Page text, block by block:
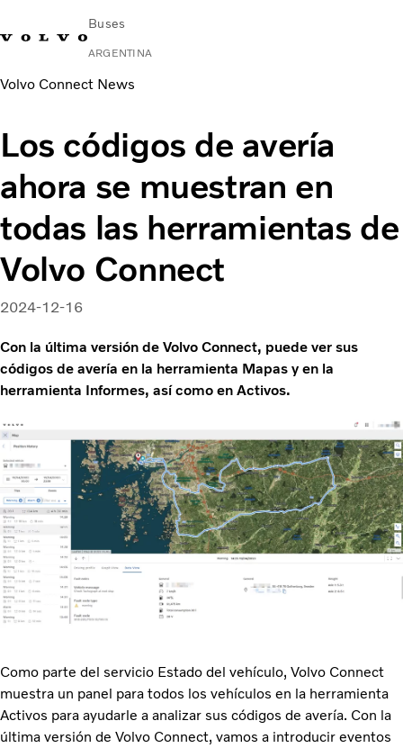
Buses
ARGENTINA
Change MarketContacto Buscar concesionario
Urbano e Interurbano
Buses Media & Larga Distancia
Servicios
¿Por qué elegir Volvo?
Contacto
Volvo Connect News
Los códigos de avería
ahora se muestran en
todas las herramientas de
Volvo Connect
2024-12-16
Con la última versión de Volvo Connect, puede ver sus
códigos de avería en la herramienta Mapas y en la
herramienta Informes, así como en Activos.
Como parte del servicio Estado del vehículo, Volvo Connect
muestra un panel para todos los vehículos en la herramienta
Activos para ayudarle a analizar sus códigos de avería. Con la
última versión de Volvo Connect, vamos a introducir eventos